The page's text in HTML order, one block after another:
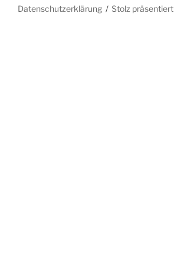
Datenschutzerklärung Stolz